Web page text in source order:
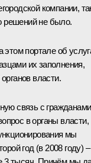
компании,
решений не было.
портале об
их заполнения,
власти.
связь с
в органы власти,
мы
год (в 2008 году) –